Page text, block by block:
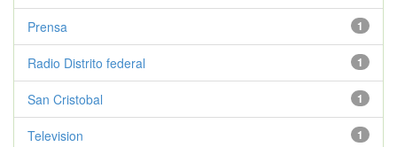
1
Prensa
1
Radio Distrito federal
1
San Cristobal
1
Television